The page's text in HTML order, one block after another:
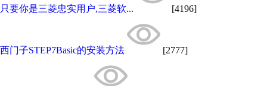
只要你是三菱忠实用户,三菱软... [4196]
西门子STEP7Basic的安装方法 [2777]